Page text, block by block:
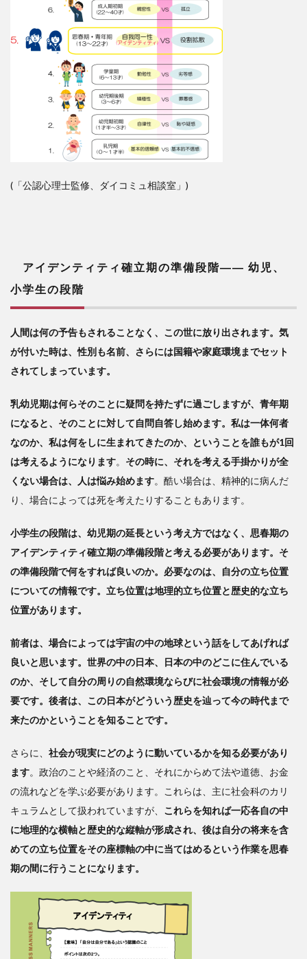
(「公認心理士監修、ダイコミュ相談室」)
アイデンティティ確立期の準備段階―― 幼児、
小学生の段階
人間は何の予告もされることなく、この世に放り出されます。気
が付いた時は、性別も名前、さらには国籍や家庭環境までセット
されてしまっています。
乳幼児期は何らそのことに疑問を持たずに過ごしますが、青年期
になると、そのことに対して自問自答し始めます。私は一体何者
なのか、私は何をしに生まれてきたのか、ということを誰もが1回
は考えるようになります。 その時に、それを考える手掛かりが全
くない場合は、人は悩み始めます。酷い場合は、精神的に病んだ
り、場合によっては死を考えたりすることもあります。
小学生の段階は、幼児期の延長という考え方ではなく、思春期の
アイデンティティ確立期の準備段階と考える必要があります。そ
の準備段階で何をすれば良いのか。必要なのは、自分の立ち位置
についての情報です。立ち位置は地理的立ち位置と歴史的な立ち
位置があります。
前者は、場合によっては宇宙の中の地球という話をしてあげれば
良いと思います。世界の中の日本、日本の中のどこに住んでいる
のか、そして自分の周りの自然環境ならびに社会環境の情報が必
要です。後者は、この日本がどういう歴史を辿って今の時代まで
来たのかということを知ることです。
さらに、 社会が現実にどのように動いているかを知る必要があり
ます。政治のことや経済のこと、それにからめて法や道徳、お金
の流れなどを学ぶ必要があります。これらは、主に社会科のカリ
キュラムとして扱われていますが、 これらを知れば一応各自の中
に地理的な横軸と歴史的な縦軸が形成され、後は自分の将来を含
めての立ち位置をその座標軸の中に当てはめるという作業を思春
期の間に行うことになります。